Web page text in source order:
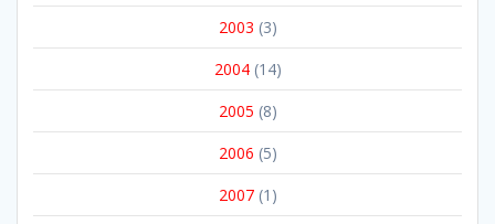
2003 (3)
2004(14)
2005 (8)
2006 (5)
2007(1)